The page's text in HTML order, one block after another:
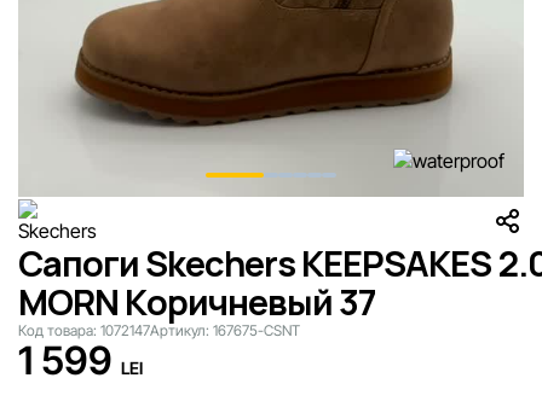
Сапоги Skechers KEEPSAKES
MORN Коричневый 37
Код товара: 1072147Артикул: 167675-CSNT
1 599 LEI